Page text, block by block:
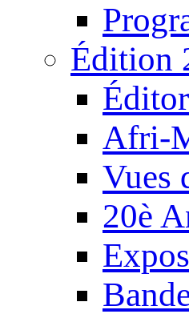
Édition
Afri-
Vues
20è